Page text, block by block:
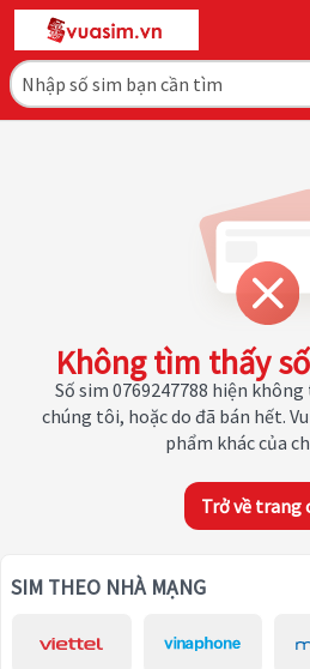
Không tìm thấy
Số sim 0769247788 hiện
chúng tôi, hoặc do đã bán hết.
phẩm khác của
Trở về trang
SIM THEO NHÀ MẠNG